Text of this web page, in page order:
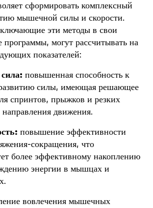
сформировать комплексный
мышечной силы и скорости.
эти методы в свои
программы, могут рассчитывать на
показателей:
повышенная способность к
силы, имеющая решающее
спринтов, прыжков и резких
движения.
повышение эффективности
сокращения, что
более эффективному накоплению
энергии в мышцах и
вовлечения мышечных